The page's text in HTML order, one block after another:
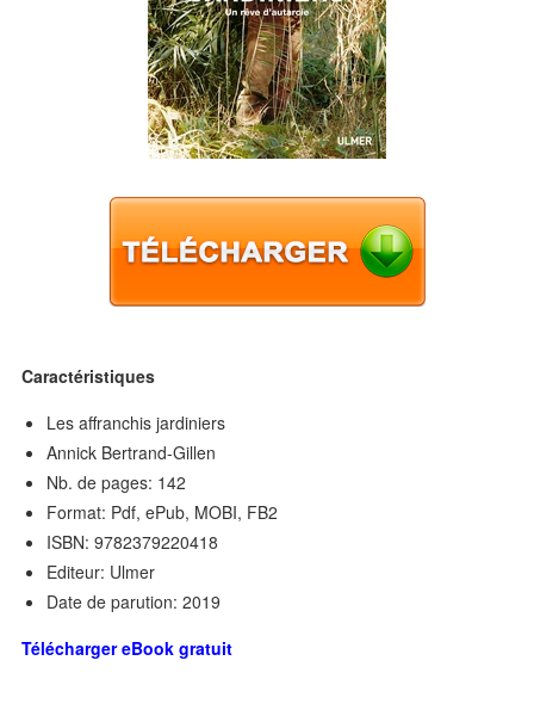
Caractéristiques
Les affranchis jardiniers
Annick Bertrand-Gillen
Nb. de pages: 142
Format: Pdf, ePub, MOBI, FB2
ISBN: 9782379220418
Editeur: Ulmer
Date de parution: 2019
Télécharger eBook gratuit